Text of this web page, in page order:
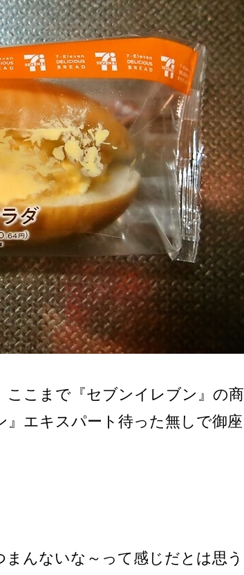
こまで『セブンイレブン』の商
エキスパート待った無しで御座
んないな～って感じだとは思う